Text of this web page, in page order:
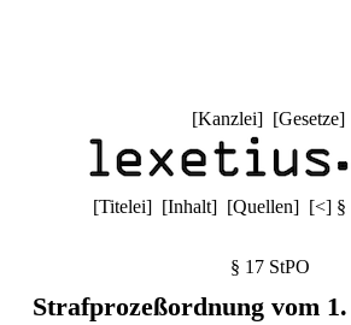
[Kanzlei] [Gesetze]
[Titelei] [Inhalt] [Quellen] [<] §
§ 17 StPO
Strafprozeßordnung vom